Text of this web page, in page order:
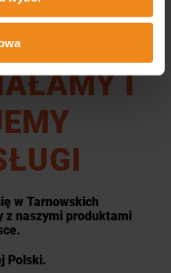
I
w Tarnowskich
z naszymi produktami
Polski.